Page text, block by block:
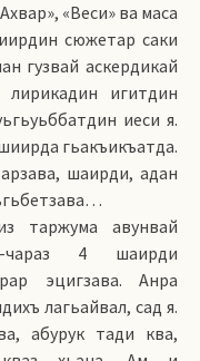
«Веси» ва маса
сюжетар саки
гузвай аскердикай
игитдин
иеси я.
гьакъикъатда.
шаирди, адан
таржума авунвай
чараз 4 шаирди
эцигзава. Анра
лагьайвал, сад я.
абурук тади ква,